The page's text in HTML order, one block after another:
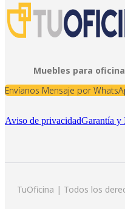
Muebles para
Envíanos Mensaje por
Aviso de privacidadGarantía y
TuOficina | Todos los